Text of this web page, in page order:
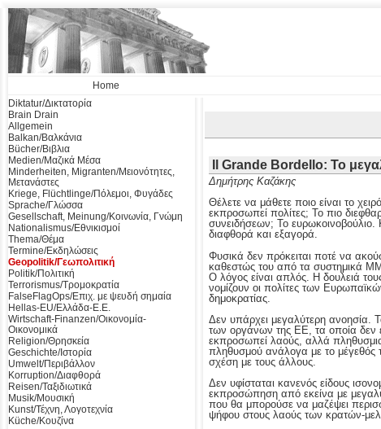
Home
Diktatur/Δικτατορία
Brain Drain
Allgemein
Balkan/Βαλκάνια
Bücher/Βιβλια
Medien/Μαζικά Μέσα
Minderheiten, Migranten/Μειονότητες,
Μετανάστες
Kriege, Flüchtlinge/Πόλεμοι, Φυγάδες
Sprache/Γλώσσα
Gesellschaft, Meinung/Κοινωνία, Γνώμη
Nationalismus/Εθνικισμοί
Thema/Θέμα
Termine/Εκδηλώσεις
Geopolitik/Γεωπολιτική
Politik/Πολιτική
Terrorismus/Τρομοκρατία
FalseFlagOps/Επιχ. με ψευδή σημαία
Hellas-EU/Ελλάδα-Ε.Ε.
Wirtschaft-Finanzen/Οικονομία-
Οικονομικά
Religion/Θρησκεία
Geschichte/Ιστορία
Umwelt/Περιβάλλον
Korruption/Διαφθορά
Reisen/Ταξιδιωτικά
Musik/Μουσική
Kunst/Τέχνη, Λογοτεχνία
Küche/Κουζίνα
Il Grande Bordello: Το
Δημήτρης Καζάκης
Θέλετε να μάθετε ποιο είναι το
εκπροσωπεί πολίτες; Το πιο
συνειδήσεων; Το ευρωκοινοβούλιο.
διαφθορά και εξαγορά.
Φυσικά δεν πρόκειται ποτέ να
καθεστώς του από τα συστημικά
Ο λόγος είναι απλός. Η δουλειά
νομίζουν οι πολίτες των
δημοκρατίας.
Δεν υπάρχει μεγαλύτερη ανοησία.
των οργάνων της ΕΕ, τα οποία δεν
εκπροσωπεί λαούς, αλλά
πληθυσμού ανάλογα με το μέγεθός
σχέση με τους άλλους.
Δεν υφίσταται κανενός είδους
εκπροσώπηση από εκείνα με
που θα μπορούσε να μαζέψει
ψήφου στους λαούς των κρατών-